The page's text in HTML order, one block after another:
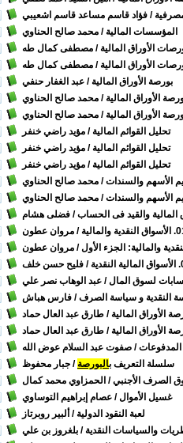
/ فؤاد قاسم مساعد قاسم اشعيبي
المؤسسات المالية / محمد صالح الحناوي
الأوراق المالية / مصطفى كمال طه
الأوراق المالية / مصطفى كمال طه
بورصة الأوراق المالية / عبد الغفار حنفي
الأوراق المالية / محمد صالح الحناوي
الأوراق المالية / محمد صالح الحناوي
تحليل القوائم المالية / مؤيد راضي خنفر
تحليل القوائم المالية / مؤيد راضي خنفر
تحليل القوائم المالية / مؤيد راضي خنفر
الأسهم والسندات/ محمد صالح الحناوي
الأسهم والسندات/ محمد صالح الحناوي
المالية والقيد فى الحساب/ فضلى هشام
/ مروان عطون
/ مروان عطون
/ فليح حسن خلف
/ عبد الوهاب نصر علي
النقدية و سياسة الصرف/ فارس هباش
الأوراق المالية / طارق عبد العال حماد
الأوراق المالية / طارق عبد العال حماد
/ صفوت عبد السلام عوض الله
سلسلة التعريف بالبورصة / جبار محفوظ
الصرف الأجنبي/ الحمزاوي محمد كمال
غسيل الأموال/ عصام إبراهيم التوساوي
لعبة النقود الدولية / ألبير روبرتاز
والسياسات النقدية / بلغروز بن علي